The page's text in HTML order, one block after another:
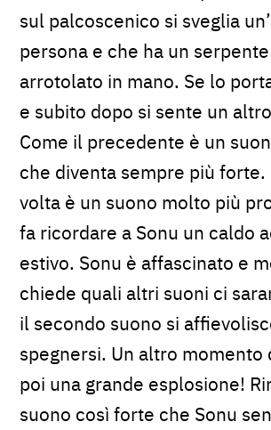
sul palcoscenico si sveglia
persona e che ha un
arrotolato in mano. Se lo
e subito dopo si sente un
Come il precedente è un
che diventa sempre più forte.
volta è un suono molto più
fa ricordare a Sonu un caldo
estivo. Sonu è affascinato e
chiede quali altri suoni ci
il secondo suono si
spegnersi. Un altro momento
poi una grande esplosione!
suono così forte che Sonu